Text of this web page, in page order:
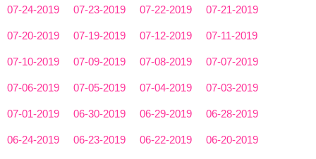
07-24-2019 07-23-2019 07-22-2019 07-21-2019
07-20-2019 07-19-2019 07-12-2019 07-11-2019
07-10-2019 07-09-2019 07-08-2019 07-07-2019
07-06-2019 07-05-2019 07-04-2019 07-03-2019
07-01-2019 06-30-2019 06-29-2019 06-28-2019
06-24-2019 06-23-2019 06-22-2019 06-20-2019